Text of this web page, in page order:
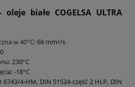
białe COGELSA ULTRA
w 40°C: 68 mm²/s
230°C
-18°C
6743/4-HM, DIN 51524-część 2 HLP, DIN